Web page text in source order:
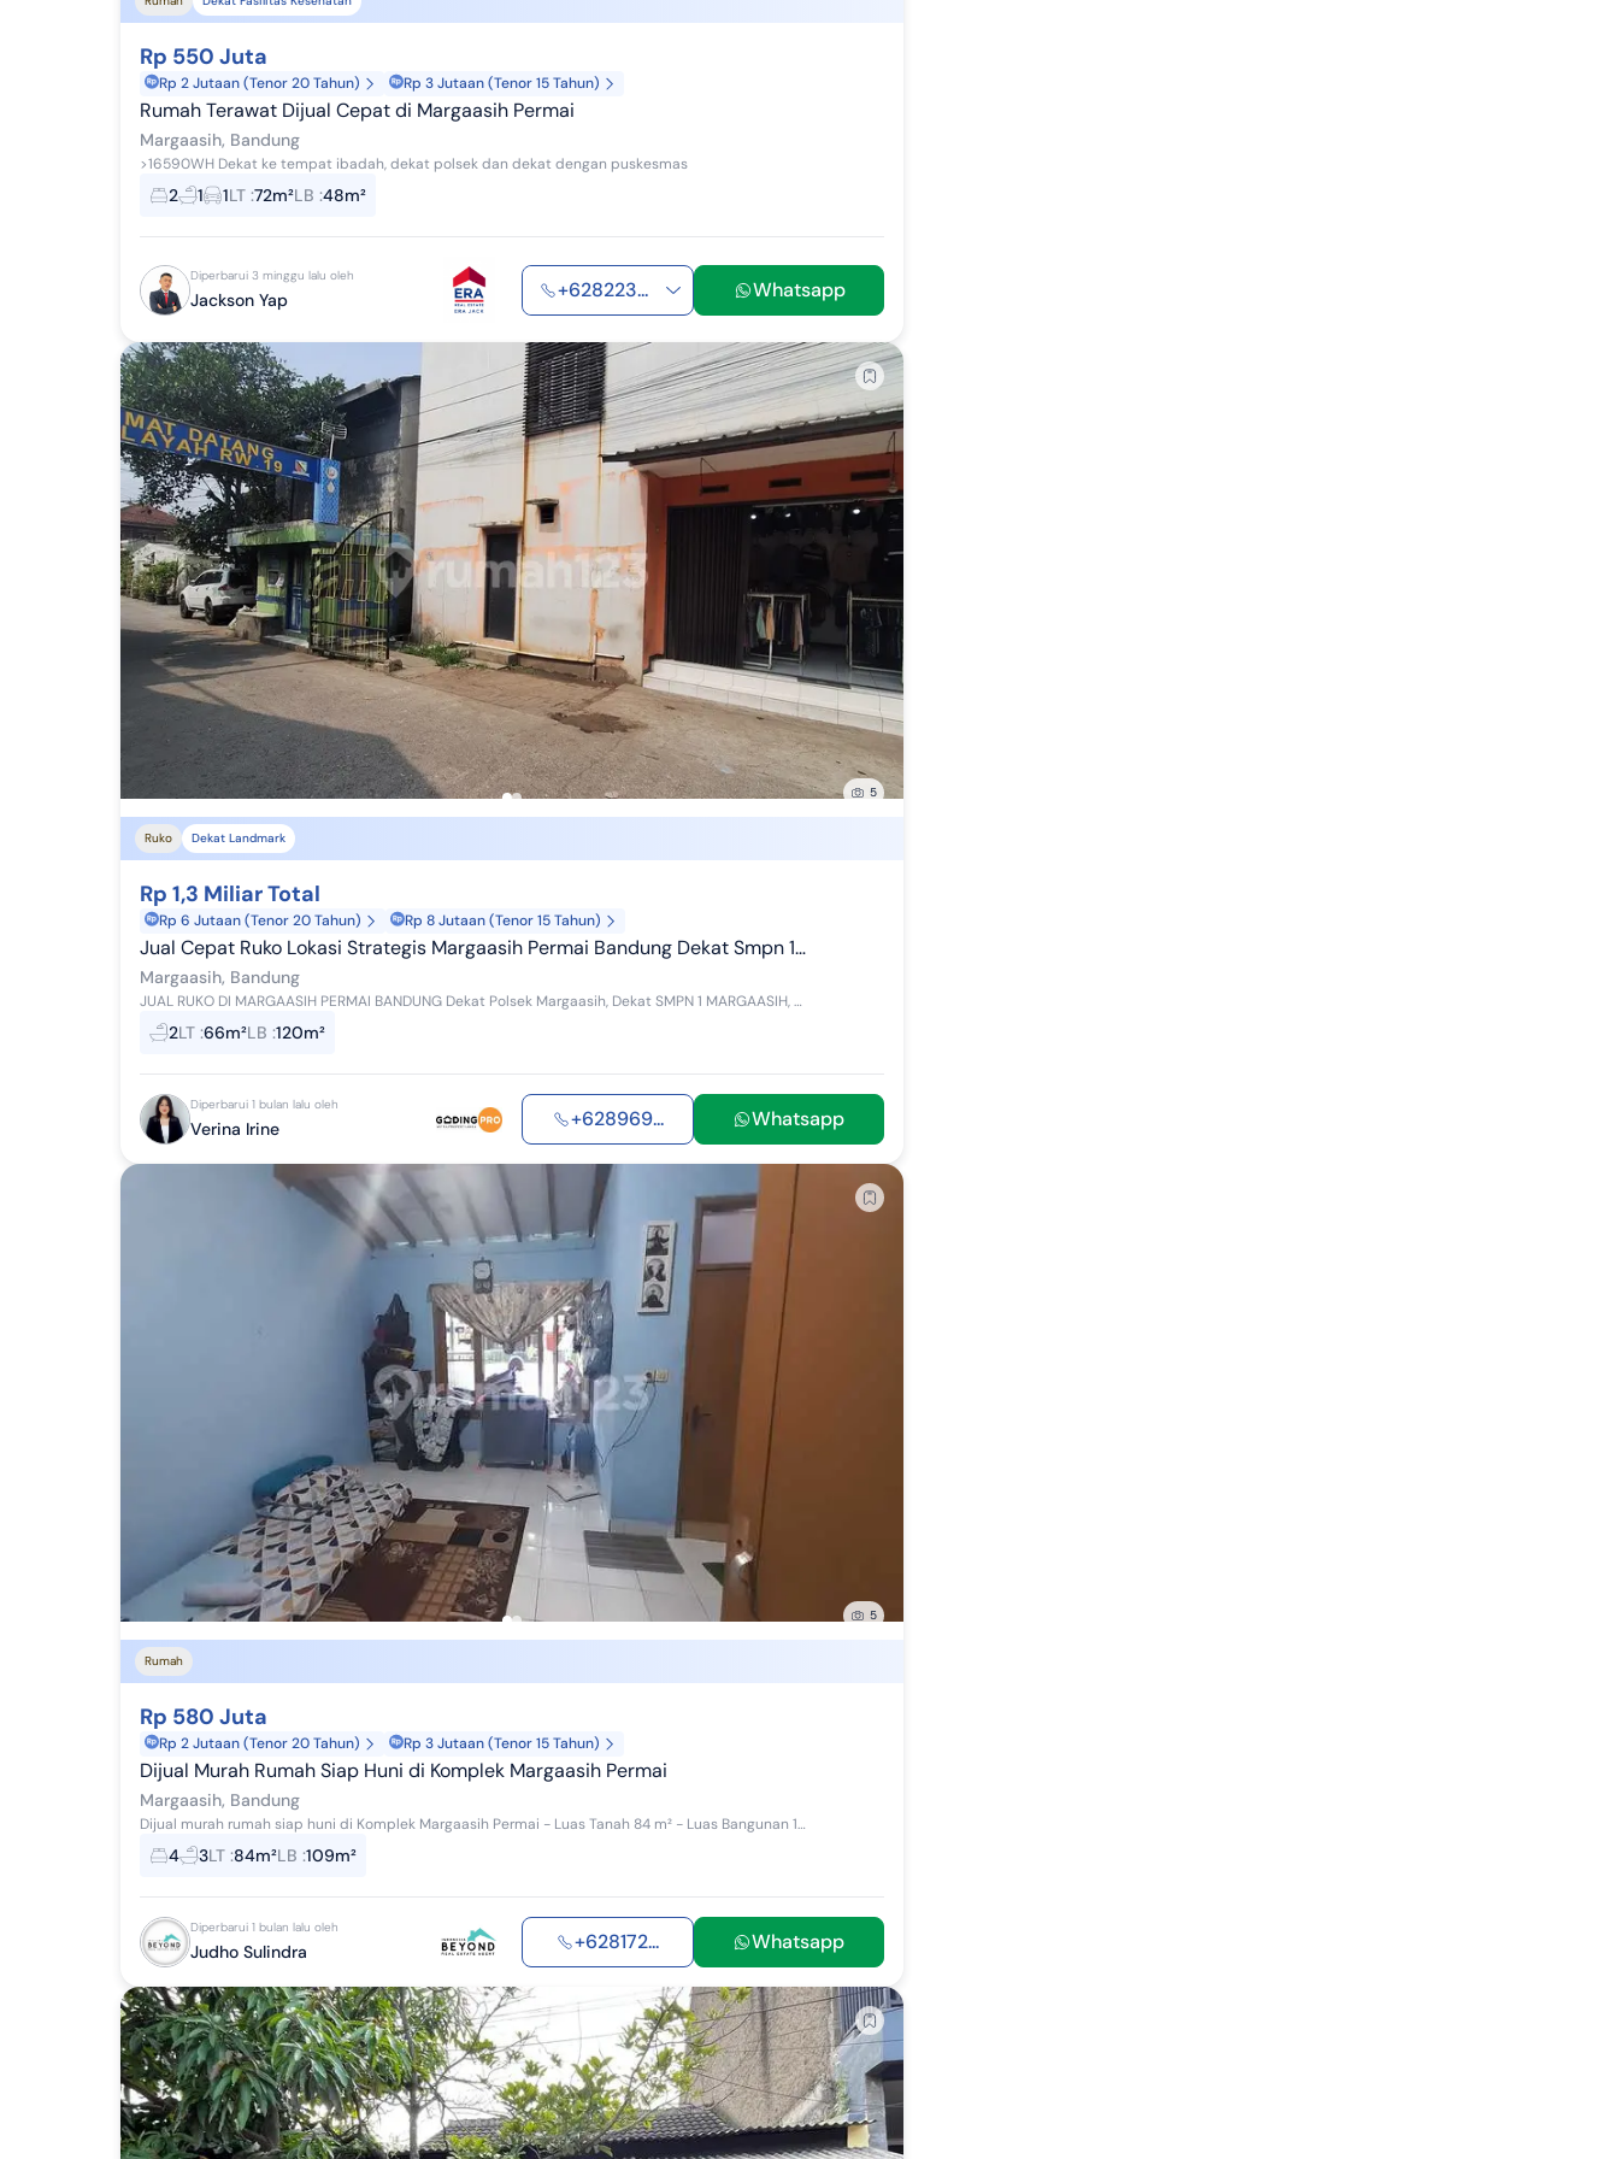
Rp 550 Juta
Rp 2 Jutaan (Tenor 20 Tahun) Rp 3 Jutaan (Tenor 15 Tahun)
Rumah Terawat Dijual Cepat di Margaasih Permai
Margaasih, Bandung
>16590WH Dekat ke tempat ibadah, dekat polsek dan dekat dengan puskesmas
2 1 1LT :72m²LB :48m²
Diperbarui 3 minggu lalu oleh
Jackson Yap +628223... Whatsapp
5
Ruko Dekat Landmark
Rp 1,3 Miliar Total
Rp 6 Jutaan (Tenor 20 Tahun) Rp 8 Jutaan (Tenor 15 Tahun)
Jual Cepat Ruko Lokasi Strategis Margaasih Permai Bandung Dekat Smpn 1 Margaasih, Dekat Polsek, Dekat Lamargas, Dekat Perum Lagadar Cocok untuk Office, Bank, Toko Grosir, Beras, Dll
Margaasih, Bandung
JUAL RUKO DI MARGAASIH PERMAI BANDUNG Dekat Polsek Margaasih, Dekat SMPN 1 MARGAASIH, Dekat perumahan Lagadar, dll Cocok Untuk Rumah Tinggal, ruma...
2LT :66m²LB :120m²
Diperbarui 1 bulan lalu oleh
Verina Irine +628969... Whatsapp
5
Rumah
Rp 580 Juta
Rp 2 Jutaan (Tenor 20 Tahun) Rp 3 Jutaan (Tenor 15 Tahun)
Dijual Murah Rumah Siap Huni di Komplek Margaasih Permai
Margaasih, Bandung
Dijual murah rumah siap huni di Komplek Margaasih Permai - Luas Tanah 84 m² - Luas Bangunan 109 m² - 3 lantai - 4 kamar tidur - 3 kamar mandi L...
4 3LT :84m²LB :109m²
Diperbarui 1 bulan lalu oleh
Judho Sulindra +628172... Whatsapp